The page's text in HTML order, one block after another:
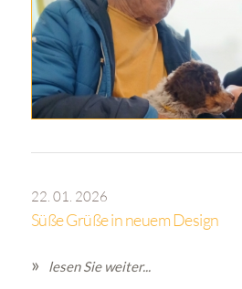
22. 01. 2026
Süße Grüße in neuem Design
lesen Sie weiter...